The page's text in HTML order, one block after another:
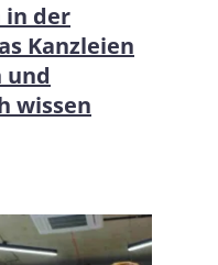
in der
Kanzleien
und
wissen